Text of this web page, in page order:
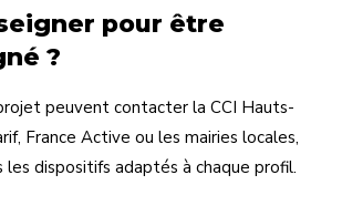
pour être
?
peuvent contacter la CCI Hauts-
France Active ou les mairies locales,
dispositifs adaptés à chaque profil.